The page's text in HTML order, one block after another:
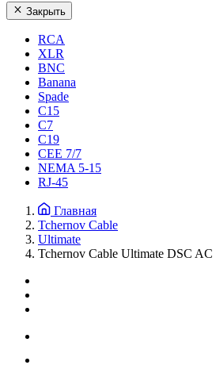
Закрыть
RCA
XLR
BNC
Banana
Spade
C15
С7
C19
CEE 7/7
NEMA 5-15
RJ-45
Главная
Tchernov Cable
Ultimate
Tchernov Cable Ultimate DSC AC